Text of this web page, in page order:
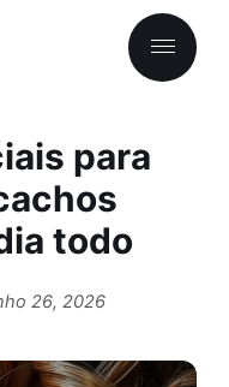
para
todo
26, 2026